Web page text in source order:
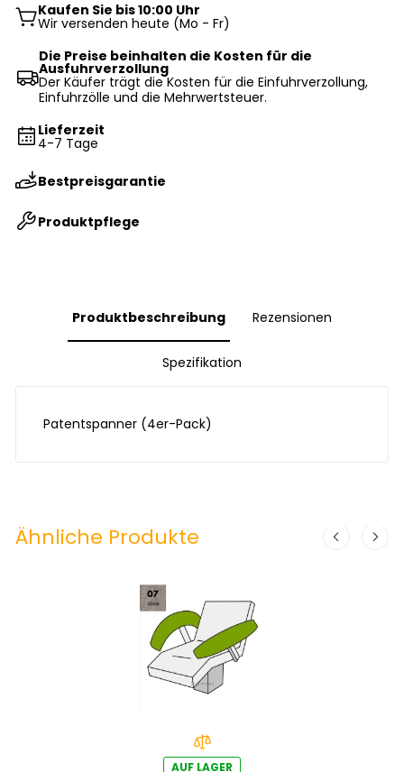
Kaufen Sie bis 10:00 Uhr
Wir versenden heute (Mo - Fr)
Die Preise beinhalten die Kosten für die
Ausfuhrverzollung
Der Käufer trägt die Kosten für die Einfuhrverzollung,
Einfuhrzölle und die Mehrwertsteuer.
Lieferzeit
4-7 Tage
Bestpreisgarantie
Produktpflege
Produktbeschreibung Rezensionen
Spezifikation
Patentspanner (4er-Pack)
Ähnliche Produkte
AUF LAGER